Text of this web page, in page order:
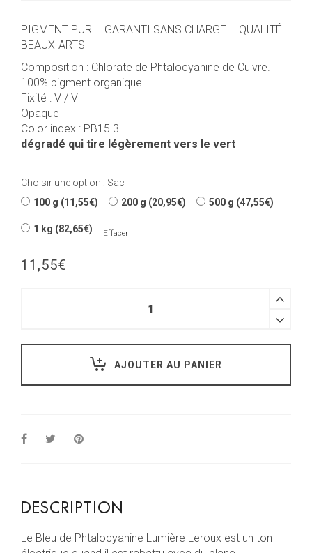
PIGMENT PUR – GARANTI SANS CHARGE – QUALITÉ
BEAUX-ARTS
Composition : Chlorate de Phtalocyanine de Cuivre.
100% pigment organique.
Fixité : V / V
Opaque
Color index : PB15.3
dégradé qui tire légèrement vers le vert
Choisir une option : Sac
100 g (11,55€)
200 g (20,95€) 500 g (47,55€)
1 kg (82,65€) Effacer
11,55€
AJOUTER AU PANIER
DESCRIPTION
Le Bleu de Phtalocyanine Lumière Leroux est un ton